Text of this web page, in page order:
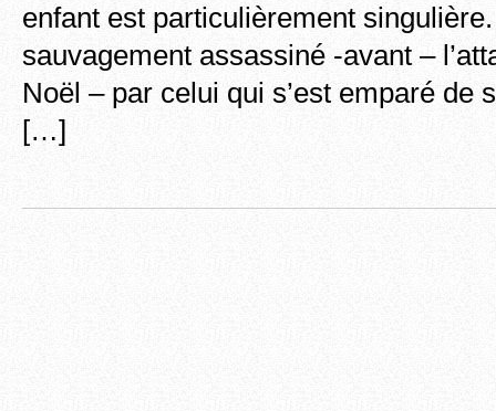
enfant est particulièrement
sauvagement assassiné -avant –
Noël – par celui qui s’est emparé de
[…]